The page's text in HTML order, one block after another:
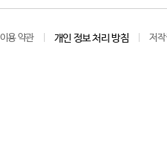
이용 약관 개인 정보 처리 방침 저